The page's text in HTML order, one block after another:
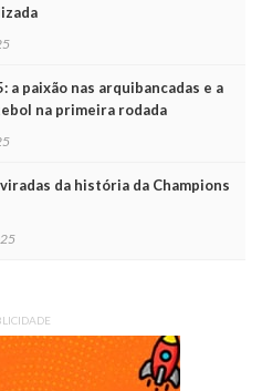
a paixão nas arquibancadas e a
na primeira rodada
da história da Champions